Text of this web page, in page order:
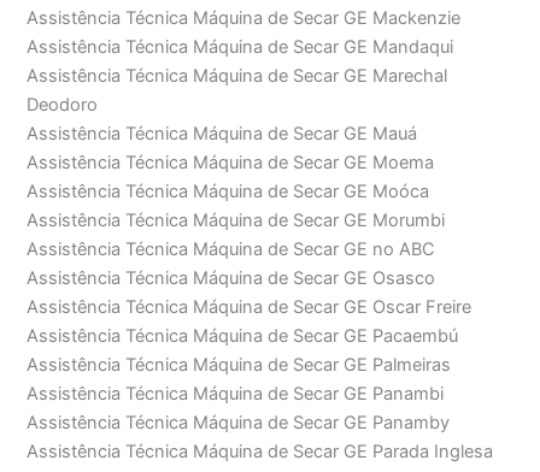
Assistência Técnica Máquina de Secar GE Mackenzie
Assistência Técnica Máquina de Secar GE Mandaqui
Assistência Técnica Máquina de Secar GE Marechal
Deodoro
Assistência Técnica Máquina de Secar GE Mauá
Assistência Técnica Máquina de Secar GE Moema
Assistência Técnica Máquina de Secar GE Moóca
Assistência Técnica Máquina de Secar GE Morumbi
Assistência Técnica Máquina de Secar GE no ABC
Assistência Técnica Máquina de Secar GE Osasco
Assistência Técnica Máquina de Secar GE Oscar Freire
Assistência Técnica Máquina de Secar GE Pacaembú
Assistência Técnica Máquina de Secar GE Palmeiras
Assistência Técnica Máquina de Secar GE Panambi
Assistência Técnica Máquina de Secar GE Panamby
Assistência Técnica Máquina de Secar GE Parada Inglesa